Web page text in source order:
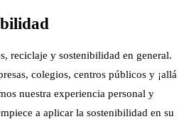
reciclaje y sostenibilidad en general.
colegios, centros públicos y ¡allá
nuestra experiencia personal y
a aplicar la sostenibilidad en su